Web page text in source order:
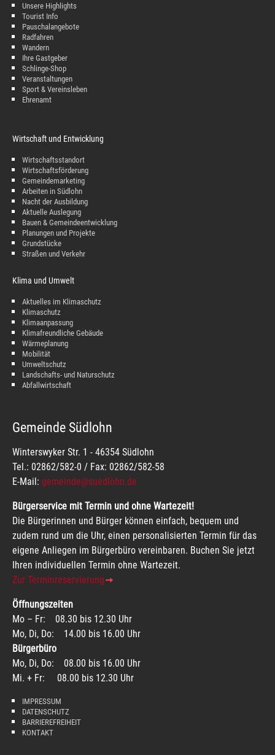
Unsere Highlights
Tourist Info
Pauschalangebote
Radfahren
Wandern
Ihre Gastgeber
Schlinge-Shop
Veranstaltungen
Sport & Vereinsleben
Ehrenamt
Wirtschaft und Entwicklung
Wirtschaftsstandort
Wirtschaftsförderung
Gemeindemarketing
Arbeiten in Südlohn
Nacht der Ausbildung
Aktuelle Auslegung
Bauen & Gemeindeentwicklung
Planungen und Projekte
Grundstücke
Straßen und Verkehr
Klima und Umwelt
Aktuelles im Klimaschutz
Klimaschutz
Klimaanpassung
Klimafreundliche Gebäude
Wärmeplanung
Mobilität
Umweltschutz
Landschafts- und Naturschutz
Abfallwirtschaft
Gemeinde Südlohn
Winterswyker Str. 1 - 46354 Südlohn
Tel.: 02862/582-0 / Fax: 02862/582-58
E-Mail: gemeinde@suedlohn.de
Bürgerservice mit Termin und ohne Wartezeit!
Die Bürgerinnen und Bürger können einfach, bequem und
zudem rund um die Uhr, einen personalisierten Termin für das
eigene Anliegen im Bürgerbüro vereinbaren. Buchen Sie jetzt
Ihren individuellen Termin ohne Wartezeit.
Zur Terminreservierung
Öffnungszeiten
Mo – Fr: 08.30 bis 12.30 Uhr
Mo, Di, Do: 14.00 bis 16.00 Uhr
Bürgerbüro
Mo, Di, Do: 08.00 bis 16.00 Uhr
Mi. + Fr: 08.00 bis 12.30 Uhr
IMPRESSUM
DATENSCHUTZ
BARRIEREFREIHEIT
KONTAKT